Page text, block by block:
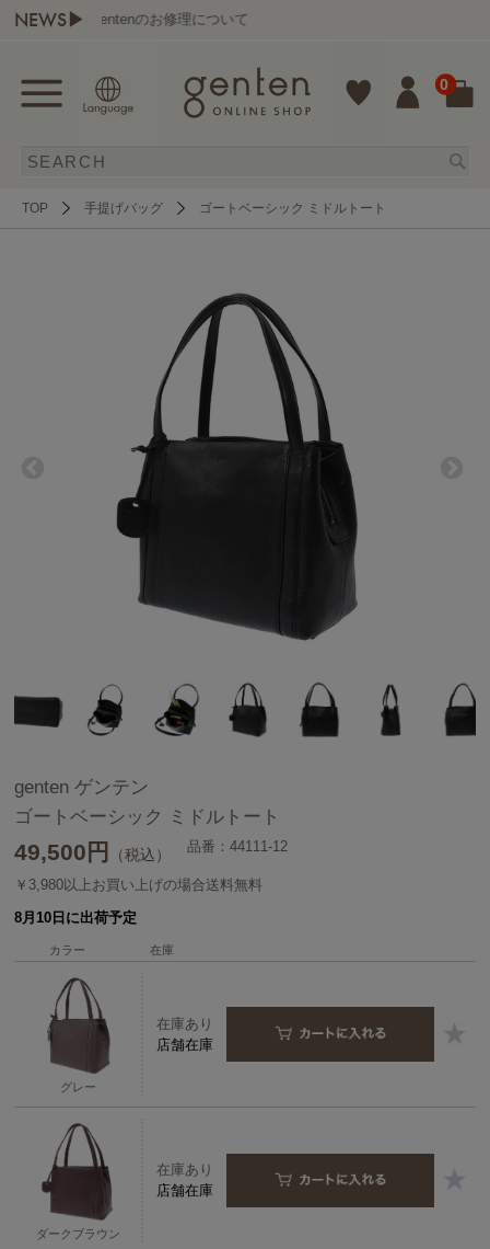
NEWS▶gentenのお修理について
0
TOP 手提げバッグ ゴートベーシック ミドルトート
genten ゲンテン
ゴートベーシック ミドルトート
49,500 円 （税込） 品番：44111-12
￥3,980以上お買い上げの場合送料無料
8月10日に出荷予定
カラー 在庫
グレー
在庫あり
店舗在庫
ダークブラウン
在庫あり
店舗在庫